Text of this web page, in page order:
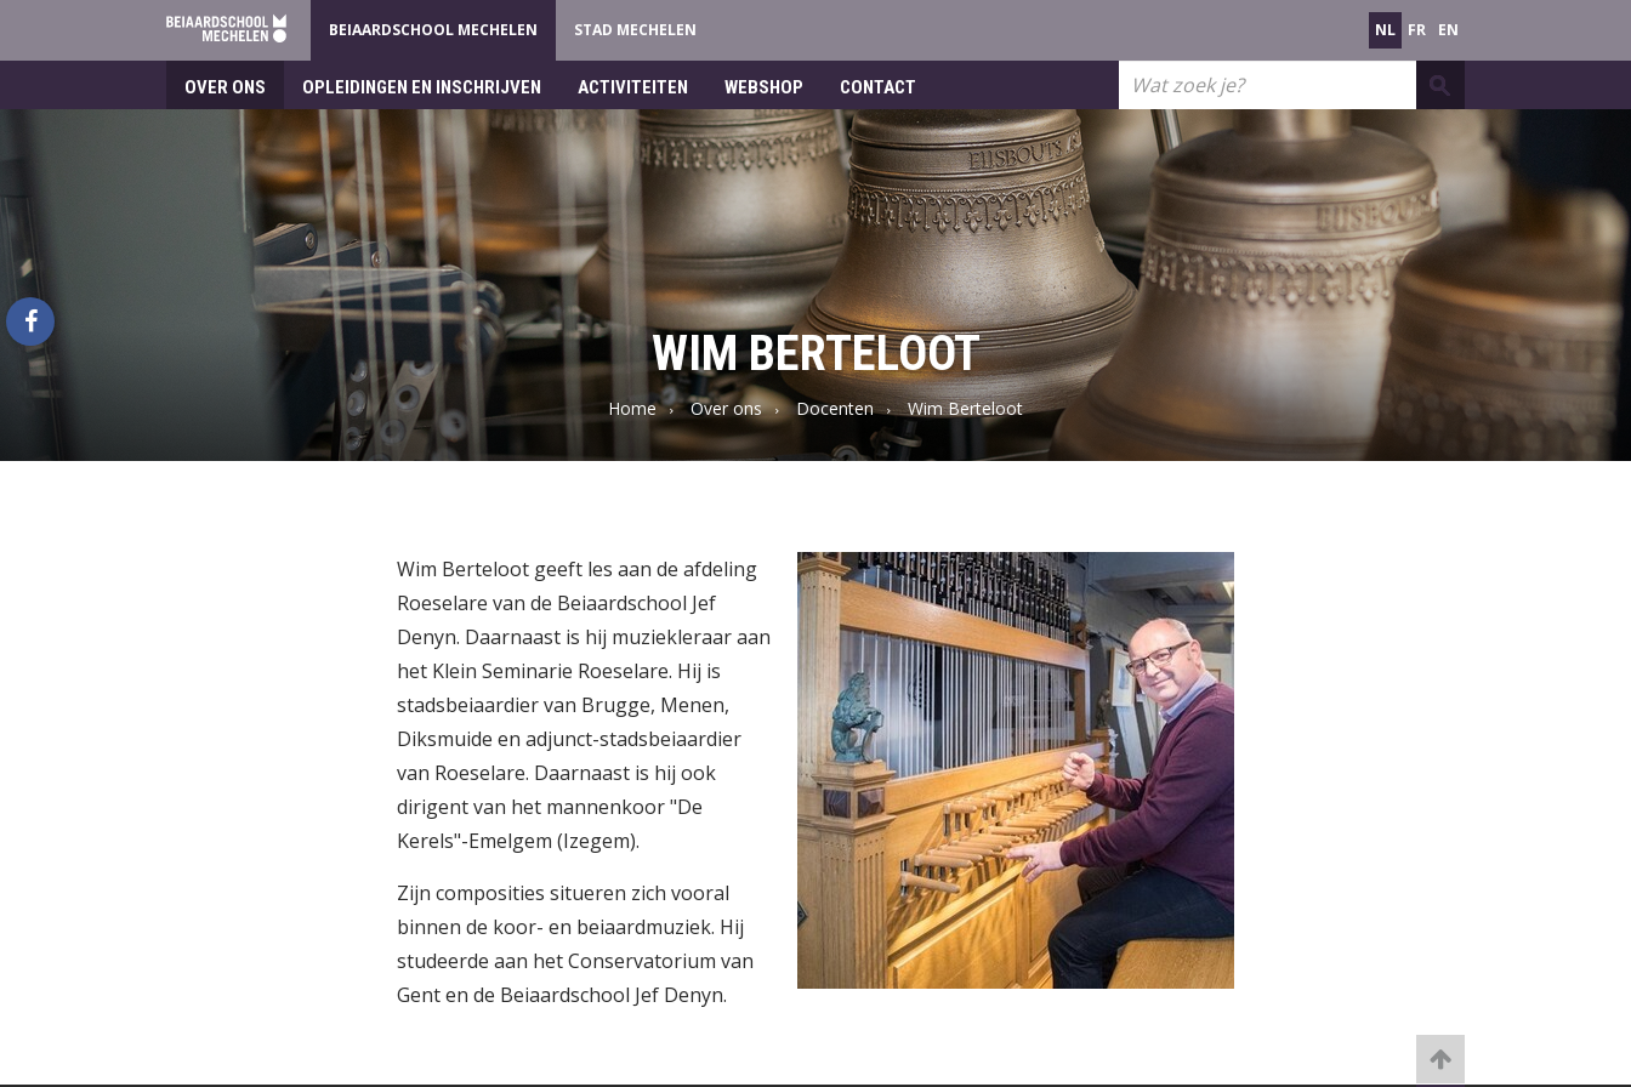
BEIAARDSCHOOL MECHELEN STAD MECHELEN NL FR EN
OVER ONS OPLEIDINGEN EN INSCHRIJVEN ACTIVITEITEN WEBSHOP CONTACT
Wat
zoek
WIM BERTELOOT
Home Over ons Docenten Wim Berteloot
facebook
Wim Berteloot geeft les aan de afdeling
Roeselare van de Beiaardschool Jef
Denyn. Daarnaast is hij muziekleraar aan
het Klein Seminarie Roeselare. Hij is
stadsbeiaardier van Brugge, Menen,
Diksmuide en adjunct-stadsbeiaardier
van Roeselare. Daarnaast is hij ook
dirigent van het mannenkoor "De
Kerels"-Emelgem (Izegem).
Zijn composities situeren zich vooral
binnen de koor- en beiaardmuziek. Hij
studeerde aan het Conservatorium van
Gent en de Beiaardschool Jef Denyn.